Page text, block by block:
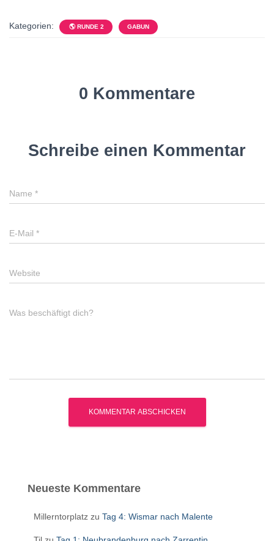
Kategorien: 🌎 RUNDE 2 GABUN
0 Kommentare
Schreibe einen Kommentar
Name *
E-Mail *
Website
Was beschäftigt dich?
Neueste Kommentare
Millerntorplatz zu Tag 4: Wismar nach Malente